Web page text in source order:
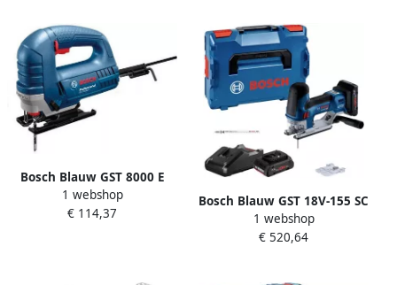
Bosch Blauw GST 8000 E
Decoupeerzaag 710W
060158H000
1 webshop
€ 114,37
Bosch Blauw GST 18V-155 SC
Accu Decoupeerzaag | 2 x 4
0 Ah accu + snellader | L-
1 webshop
€ 520,64